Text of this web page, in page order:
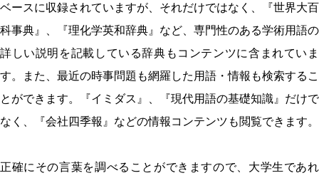
ベースに収録されていますが、それだけではなく、『世界大百
科事典』、『理化学英和辞典』など、専門性のある学術用語の
詳しい説明を記載している辞典もコンテンツに含まれていま
す。また、最近の時事問題も網羅した用語・情報も検索するこ
とができます。『イミダス』、『現代用語の基礎知識』だけで
なく、『会社四季報』などの情報コンテンツも閲覧できます。
正確にその言葉を調べることができますので、大学生であれ